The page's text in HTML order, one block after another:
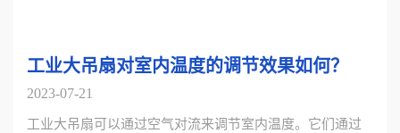
工业大吊扇对室内温度的调节效果如何？
2023-07-21
工业大吊扇可以通过空气对流来调节室内温度。它们通过